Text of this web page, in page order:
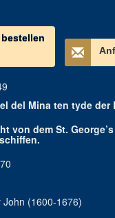
del Mina ten tyde der
von dem St.
John (1600-1676)